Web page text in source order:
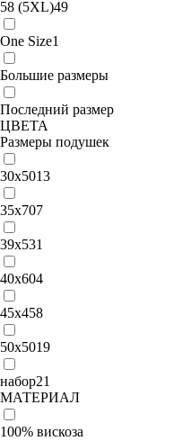
58 (5XL)49
One Size1
Большие размеры
Последний размер
ЦВЕТА
Размеры подушек
30х5013
35х707
39x531
40x604
45х458
50x5019
набор21
МАТЕРИАЛ
100% вискоза